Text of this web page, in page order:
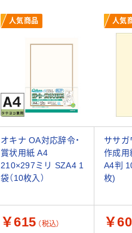
人気商品 人気
オキナ OA対応辞令・
賞状用紙 A4
210×297ミリ SZA4 1
袋（10枚入）
ササガ
作成用
A4判
枚)
￥615 （税込） ￥